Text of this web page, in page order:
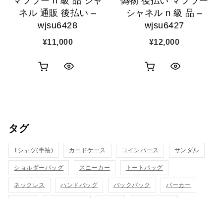
ネル 通販 後払い –
wjsu6428
¥11,000
シャネル n 級 品 –
wjsu6427
¥12,000
タグ
Tシャツ(半袖) カードケース コインパース サンダル
ショルダーバッグ スニーカー トートバッグ
ネックレス ハンドバッグ バックパック パーカー